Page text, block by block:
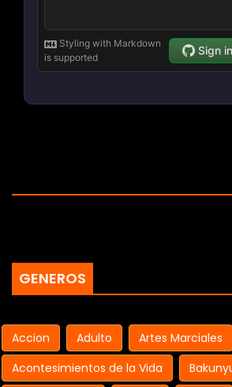
GENEROS
Accion Adulto
Artes Marciales
Acontesimientos de la Vida